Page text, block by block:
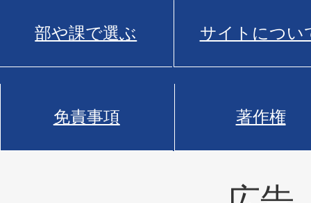
部や課で選ぶ サイトについ
免責事項 著作権